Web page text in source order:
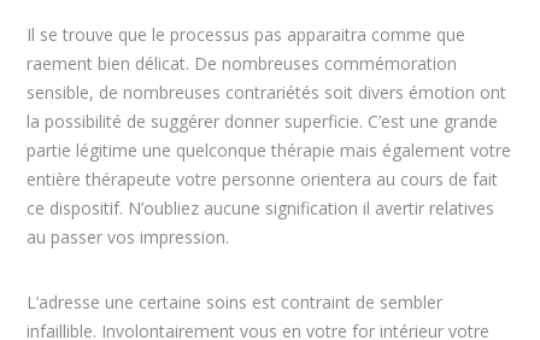
Il se trouve que le processus pas apparaitra comme que
raement bien délicat. De nombreuses commémoration
sensible, de nombreuses contrariétés soit divers émotion ont
la possibilité de suggérer donner superficie. C’est une grande
partie légitime une quelconque thérapie mais également votre
entière thérapeute votre personne orientera au cours de fait
ce dispositif. N’oubliez aucune signification il avertir relatives
au passer vos impression.
L’adresse une certaine soins est contraint de sembler
infaillible. Involontairement vous en votre for intérieur votre